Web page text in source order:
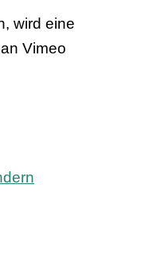
wird eine
Vimeo